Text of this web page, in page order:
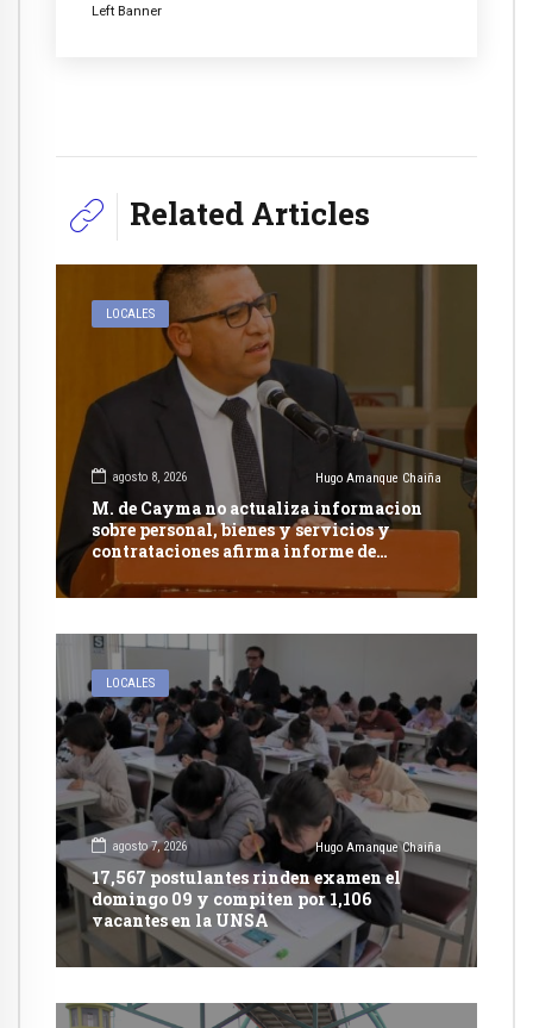
Left Banner
Related Articles
LOCALES
agosto 8, 2026 Hugo Amanque Chaiña
M. de Cayma no actualiza informacion
sobre personal, bienes y servicios y
contrataciones afirma informe de
Contraloría
LOCALES
agosto 7, 2026 Hugo Amanque Chaiña
17,567 postulantes rinden examen el
domingo 09 y compiten por 1,106
vacantes en la UNSA